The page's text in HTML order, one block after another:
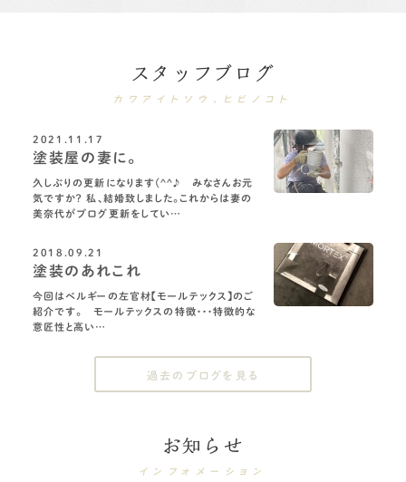
スタッフブログ
カワアイトソウ、ヒビノコト
2021.11.17
塗装屋の妻に。
久しぶりの更新になります(^^♪ みなさんお元
気ですか？ 私、結婚致しました。これからは妻の
美奈代がブログ更新をしてい…
2018.09.21
塗装のあれこれ
今回はベルギーの左官材【モールテックス】のご
紹介です。 モールテックスの特徴・・・特徴的な
意匠性と高い…
過去のブログを見る
お知らせ
インフォメーション